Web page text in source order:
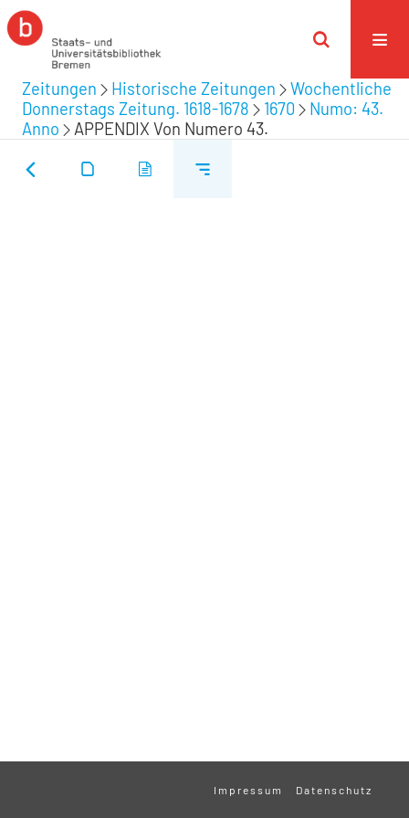
Zeitungen Historische Zeitungen
Wochentliche
Donnerstags Zeitung. 1618-1678
1670
Numo: 43.
Anno
APPENDIX Von Numero 43.
Impressum Datenschutz